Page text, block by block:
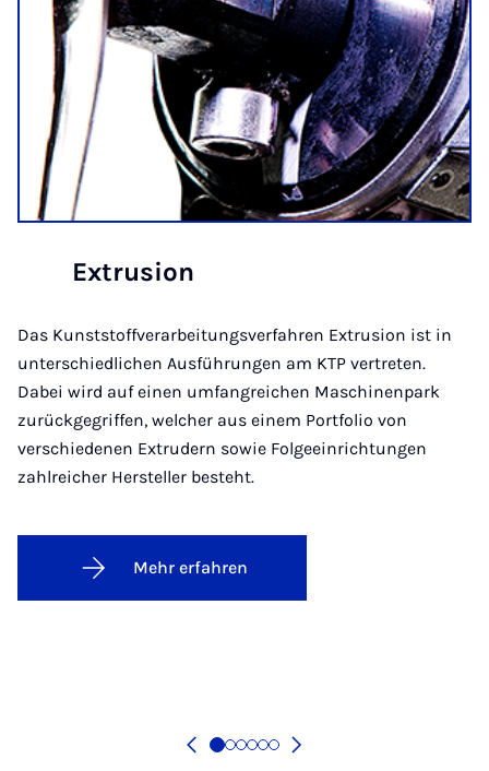
Extrusion
Das Kunststoffverarbeitungsverfahren Extrusion ist in
unterschiedlichen Ausführungen am KTP vertreten.
Dabei wird auf einen umfangreichen Maschinenpark
zurückgegriffen, welcher aus einem Portfolio von
verschiedenen Extrudern sowie Folgeeinrichtungen
zahlreicher Hersteller besteht.
Mehr erfahren